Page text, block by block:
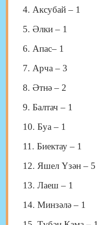
4. Аксубай – 1
5. Әлки – 1
6. Апас– 1
7. Арча – 3
8. Әтнә – 2
9. Балтач – 1
10. Буа – 1
11. Биектау – 1
12. Яшел Үзән – 5
13. Лаеш – 1
14. Минзәлә – 1